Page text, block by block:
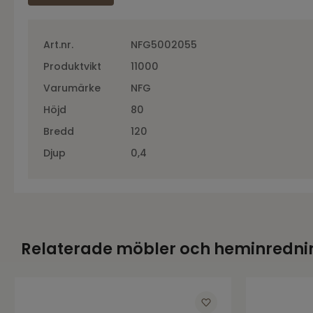
Art.nr.
NFG5002055
Produktvikt
11000
Varumärke
NFG
Höjd
80
Bredd
120
Djup
0,4
Relaterade möbler och